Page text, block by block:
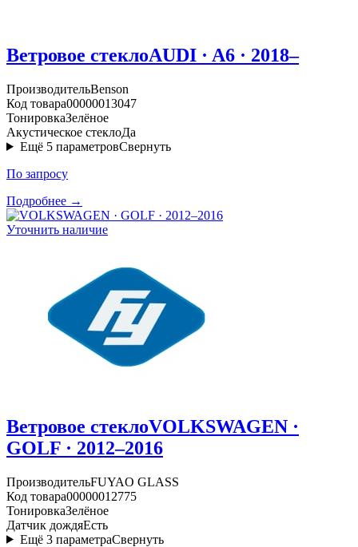
Ветровое стеклоAUDI · A6 · 2018–
ПроизводительBenson
Код товара00000013047
ТонировкаЗелёное
Акустическое стеклоДа
Ещё 5 параметровСвернуть
По запросу
Подробнее →
Уточнить наличие
Ветровое стеклоVOLKSWAGEN ·
GOLF · 2012–2016
ПроизводительFUYAO GLASS
Код товара00000012775
ТонировкаЗелёное
Датчик дождяЕсть
Ещё 3 параметраСвернуть